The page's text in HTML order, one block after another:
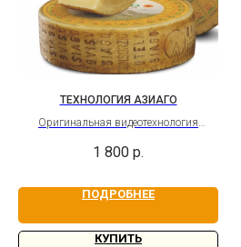
ТЕХНОЛОГИЯ АЗИАГО
Оригинальная видеотехнология
доступом
1 800 р.
ПОДРОБНЕЕ
КУПИТЬ